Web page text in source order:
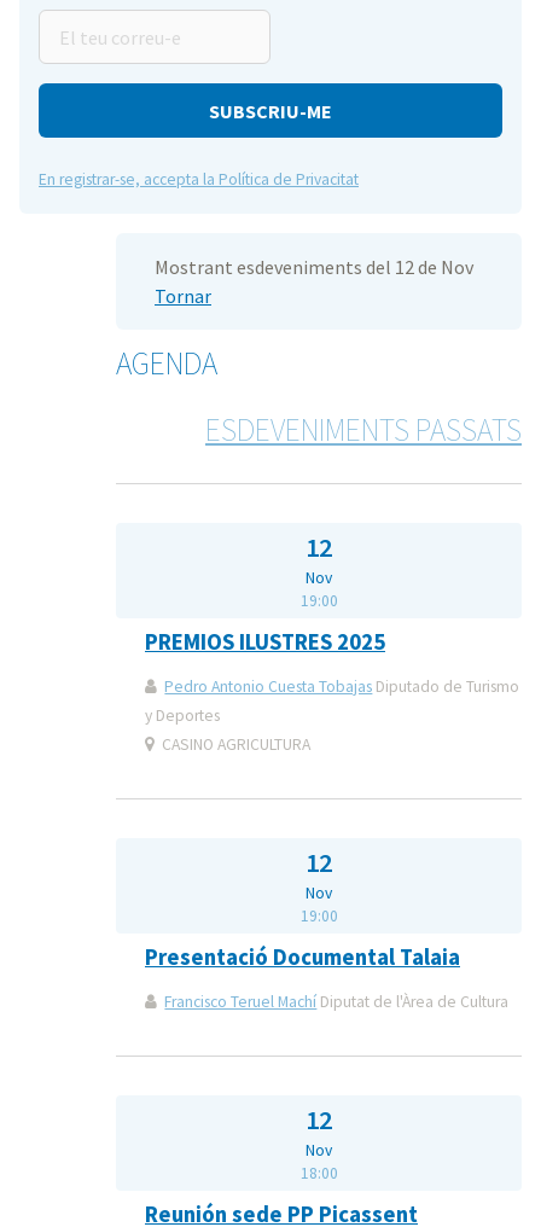
teu
correu-
En registrar-se, accepta la Política de Privacitat
Mostrant esdeveniments del 12 de Nov
Tornar
AGENDA
ESDEVENIMENTS PASSATS
12
Nov
19:00
PREMIOS ILUSTRES 2025
Pedro Antonio Cuesta Tobajas Diputado de Turismo
y Deportes
CASINO AGRICULTURA
12
Nov
19:00
Presentació Documental Talaia
Francisco Teruel Machí Diputat de l'Àrea de Cultura
12
Nov
18:00
Reunión sede PP Picassent